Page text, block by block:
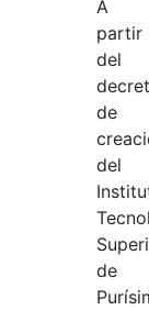
A
partir
del
de
del
de